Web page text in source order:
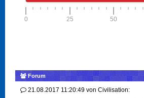
0 25 50
Forum
21.08.2017 11:20:49 von Civilisation: